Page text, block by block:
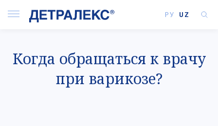
РУ UZ
Когда обращаться к врачу
при варикозе?